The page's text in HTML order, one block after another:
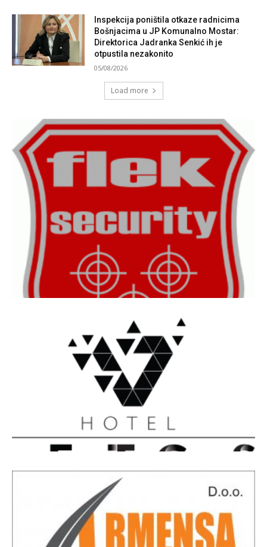
Inspekcija poništila otkaze radnicima
Bošnjacima u JP Komunalno Mostar:
Direktorica Jadranka Senkić ih je
otpustila nezakonito
05/08/2026
Load more